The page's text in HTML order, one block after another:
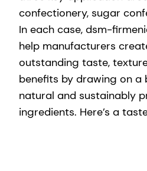
confectionery, sugar
In each case, dsm-
help manufacturers
outstanding taste,
benefits by drawing on
natural and sustainably
ingredients. Here’s a